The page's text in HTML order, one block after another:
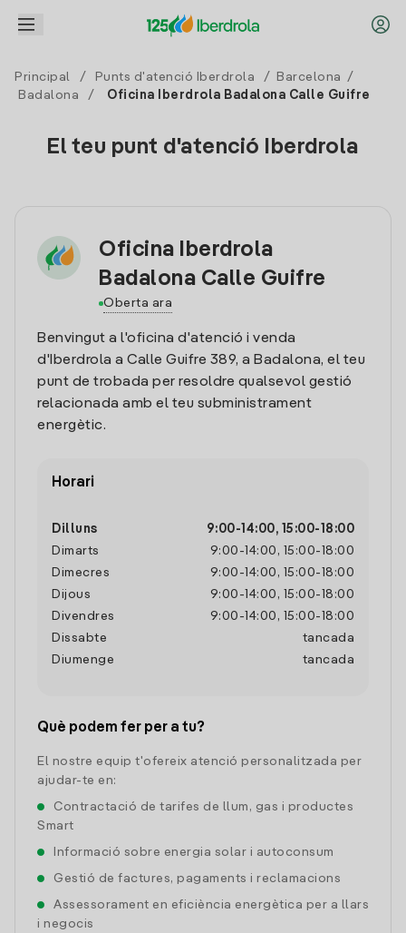
Principal / Punts d'atenció Iberdrola / Barcelona
/
Badalona
/ Oficina Iberdrola Badalona Calle Guifre
El teu punt d'atenció Iberdrola
Oficina Iberdrola
Badalona Calle Guifre
Oberta ara
Benvingut a l'oficina d'atenció i venda
d'Iberdrola a Calle Guifre 389, a Badalona, el teu
punt de trobada per resoldre qualsevol gestió
relacionada amb el teu subministrament
energètic.
Horari
Dilluns 9:00- 14:00, 15:00- 18:00
Dimarts
9:00 - 14:00 , 15:00- 18:00
Dimecres
9:00 - 14:00 , 15:00- 18:00
Dijous
9:00 - 14:00 , 15:00- 18:00
Divendres
9:00 - 14:00 , 15:00- 18:00
Dissabte
tancada
Diumenge
tancada
Què podem fer per a tu?
El nostre equip t'ofereix atenció personalitzada per
ajudar-te en:
Contractació de tarifes de llum, gas i productes
Smart
Informació sobre energia solar i autoconsum
Gestió de factures, pagaments i reclamacions
Assessorament en eficiència energètica per a llars
i negocis